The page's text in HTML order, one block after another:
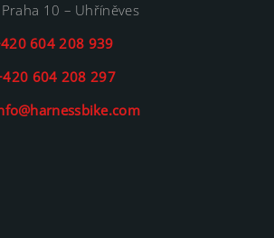
10 – Uhříněves
604 208 939
604 208 297